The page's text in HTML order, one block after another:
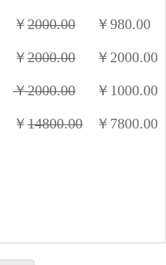
￥ 2000.00 ￥ 980.00
￥ 2000.00 ￥ 2000.00
￥2000.00 ￥ 1000.00
￥ 14800.00 ￥ 7800.00